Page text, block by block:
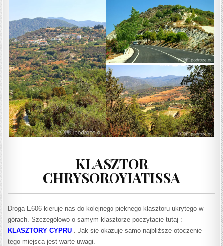
KLASZTOR
CHRYSOROYIATISSA
Droga E606 kieruje nas do kolejnego pięknego klasztoru ukrytego w
górach. Szczegółowo o samym klasztorze poczytacie tutaj :
KLASZTORY CYPRU . Jak się okazuje samo najbliższe otoczenie
tego miejsca jest warte uwagi.